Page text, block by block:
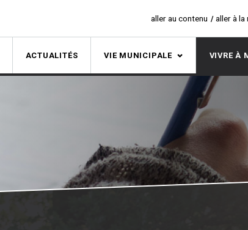
aller au contenu aller à la
ACTUALITÉS VIE MUNICIPALE VIVRE À